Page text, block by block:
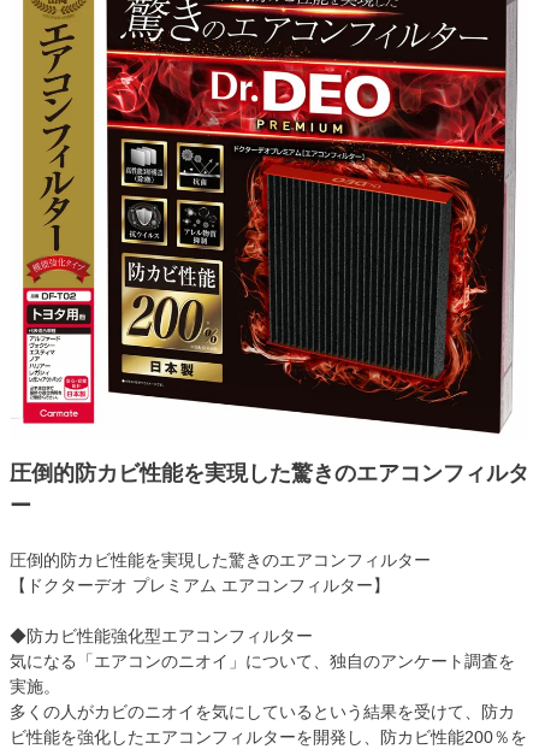
圧倒的防カビ性能を実現した驚きのエアコンフィルタ
ー
圧倒的防カビ性能を実現した驚きのエアコンフィルター
【ドクターデオ プレミアム エアコンフィルター】
◆防カビ性能強化型エアコンフィルター
気になる「エアコンのニオイ」について、独自のアンケート調査を
実施。
多くの人がカビのニオイを気にしているという結果を受けて、防カ
ビ性能を強化したエアコンフィルターを開発し、防カビ性能200％を